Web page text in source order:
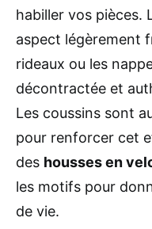
habiller vos pièces.
aspect légèrement
rideaux ou les
décontractée et
Les coussins sont
pour renforcer cet
des housses en
les motifs pour
de vie.